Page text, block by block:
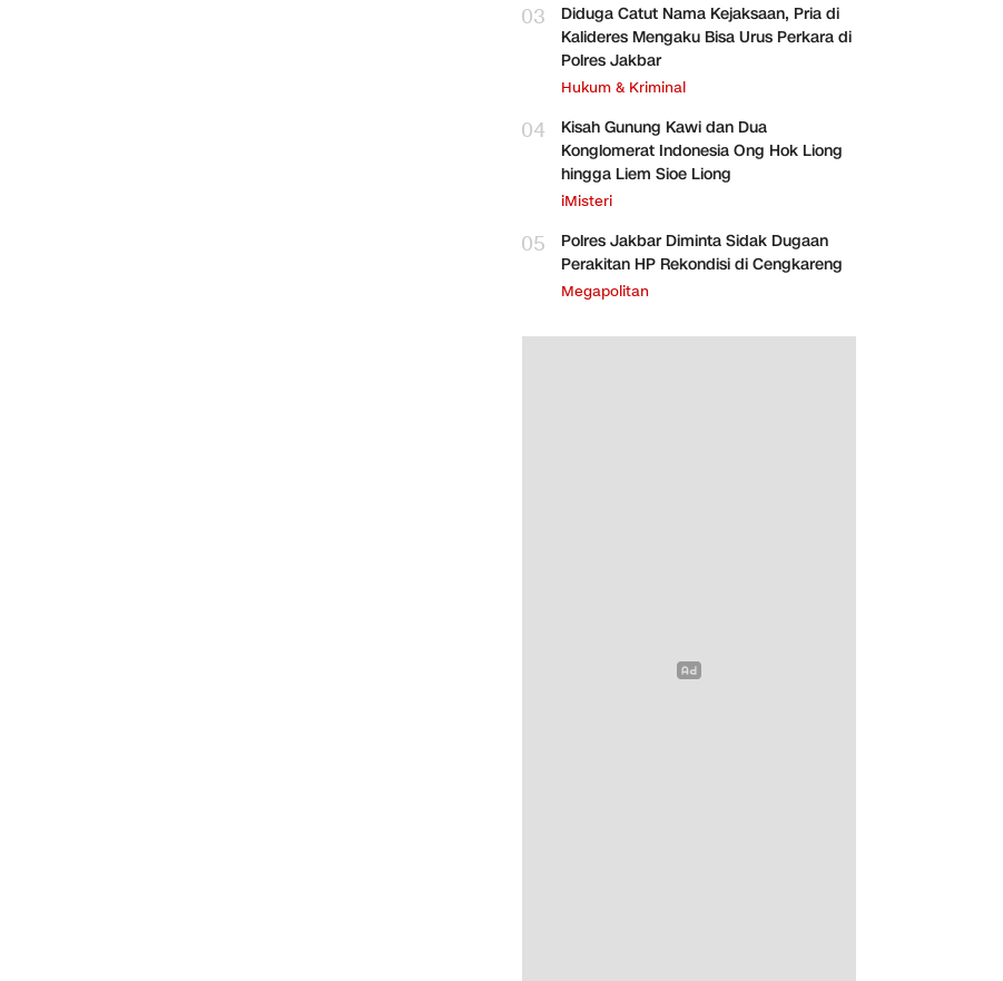
03
Diduga Catut Nama Kejaksaan, Pria di
Kalideres Mengaku Bisa Urus Perkara di
Polres Jakbar
Hukum & Kriminal
04
Kisah Gunung Kawi dan Dua
Konglomerat Indonesia Ong Hok Liong
hingga Liem Sioe Liong
iMisteri
05
Polres Jakbar Diminta Sidak Dugaan
Perakitan HP Rekondisi di Cengkareng
Megapolitan